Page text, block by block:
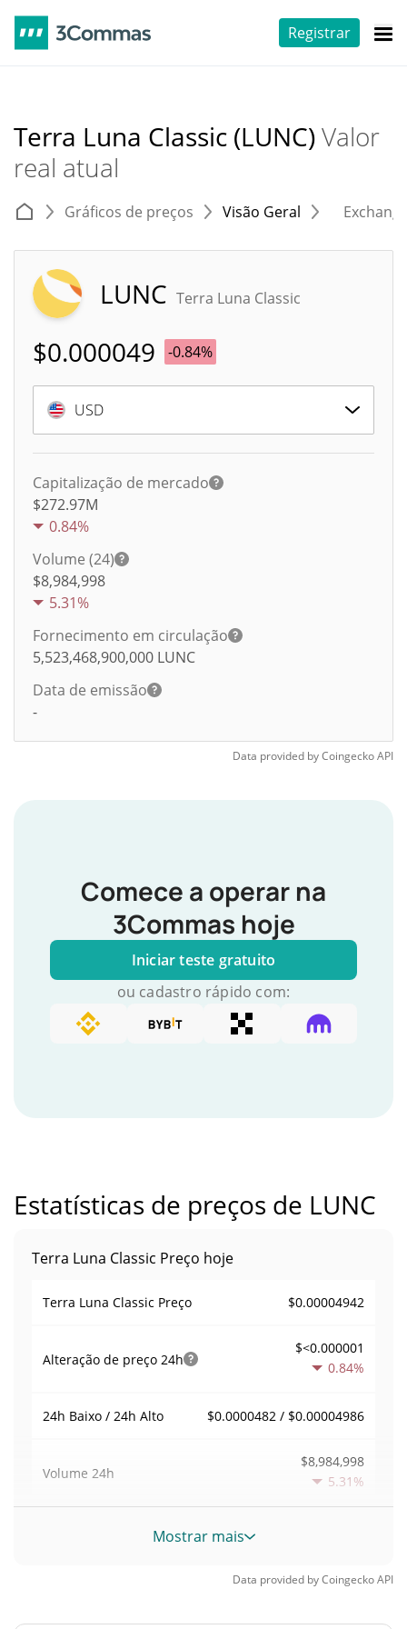
Registrar
Terra Luna Classic (LUNC)Valor
real atual
Gráficos de preços Visão Geral
LUNC Terra Luna Classic
$0.000049 -0.84%
USD
Capitalização de mercado
$272.97M
0.84%
Volume (24)
$8,984,998
5.31%
Fornecimento em circulação
5,523,468,900,000 LUNC
Data de emissão
-
Data provided byCoingeckoAPI
Comece a operar na
3Commas hoje
Iniciar teste gratuito
ou cadastro rápido com:
Estatísticas de preços de LUNC
Terra Luna Classic Preço hoje
Terra Luna Classic Preço $0.00004942
Alteração de preço 24h
$<0.000001
0.84%
24h Baixo / 24h Alto $0.0000482 / $0.00004986
Volume 24h
$8,984,998
5.31%
Volume / Limite deMostrar mais
Data provided byCoingeckoAPI